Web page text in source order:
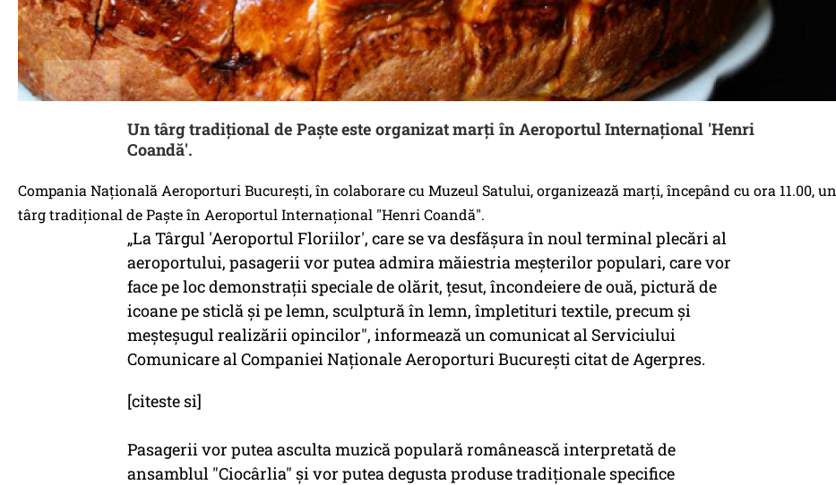
Un târg tradiţional de Paşte este organizat marţi în Aeroportul Internaţional 'Henri
Coandă'.
Compania Naţională Aeroporturi Bucureşti, în colaborare cu Muzeul Satului, organizează marţi, începând cu ora 11.00, un
târg tradiţional de Paşte în Aeroportul Internaţional "Henri Coandă".
„La Târgul 'Aeroportul Floriilor', care se va desfăşura în noul terminal plecări al
aeroportului, pasagerii vor putea admira măiestria meşterilor populari, care vor
face pe loc demonstraţii speciale de olărit, ţesut, încondeiere de ouă, pictură de
icoane pe sticlă şi pe lemn, sculptură în lemn, împletituri textile, precum şi
meşteşugul realizării opincilor", informează un comunicat al Serviciului
Comunicare al Companiei Naţionale Aeroporturi Bucureşti citat de Agerpres.
[citeste si]
Pasagerii vor putea asculta muzică populară românească interpretată de
ansamblul "Ciocârlia" şi vor putea degusta produse tradiţionale specifice